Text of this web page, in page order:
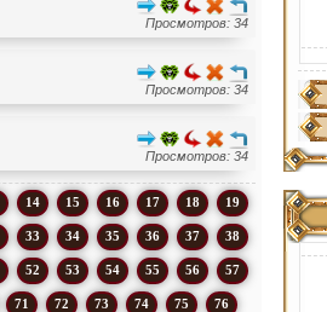
Просмотров: 34
Просмотров: 34
Просмотров: 34
14 15 16 17 18 19
33 34 35 36 37 38
52 53 54 55 56 57
71 72 73 74 75 76